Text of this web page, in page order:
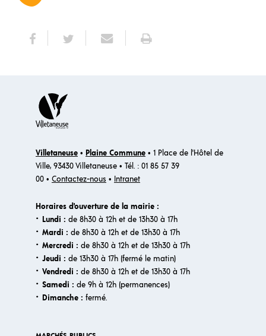
Villetaneuse • Plaine Commune • 1 Place de l'Hôtel de
Ville, 93430 Villetaneuse • Tél. : 01 85 57 39
00 • Contactez-nous • Intranet
Horaires d'ouverture de la mairie :
· Lundi : de 8h30 à 12h et de 13h30 à 17h
· Mardi : de 8h30 à 12h et de 13h30 à 17h
· Mercredi : de 8h30 à 12h et de 13h30 à 17h
· Jeudi : de 13h30 à 17h (fermé le matin)
· Vendredi : de 8h30 à 12h et de 13h30 à 17h
· Samedi : de 9h à 12h (permanences)
·​ Dimanche : fermé.